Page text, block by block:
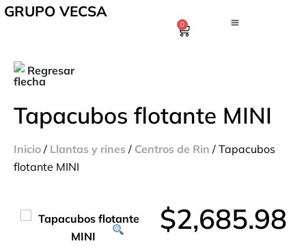
GRUPO VECSA
0
Regresar
Tapacubos flotante MINI
Inicio / Llantas y rines / Centros de Rin / Tapacubos
flotante MINI
$2,685.98